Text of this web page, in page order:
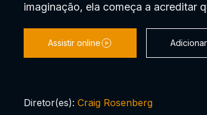
imaginação, ela começa a acreditar
Assistir online
Diretor(es): Craig Rosenberg